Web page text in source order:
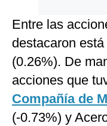
Entre las
destacaron
(0.26%). De
acciones que
Compañía de
(-0.73%) y